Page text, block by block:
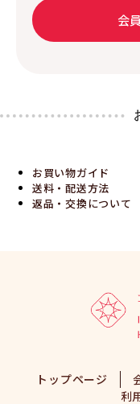
会
お買い物ガイド
送料・配送方法
返品・交換について
トップページ
利